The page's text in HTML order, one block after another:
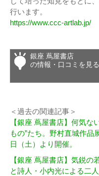
行います。
https://www.ccc-artlab.jp/
銀座 蔦屋書店
の情報・口コミを見る
＜過去の関連記事＞
【銀座 蔦屋書店】何気な
もの”たち。野村直城作品
日（土）より開催。
【銀座 蔦屋書店】気鋭
と詩人・小内光による二